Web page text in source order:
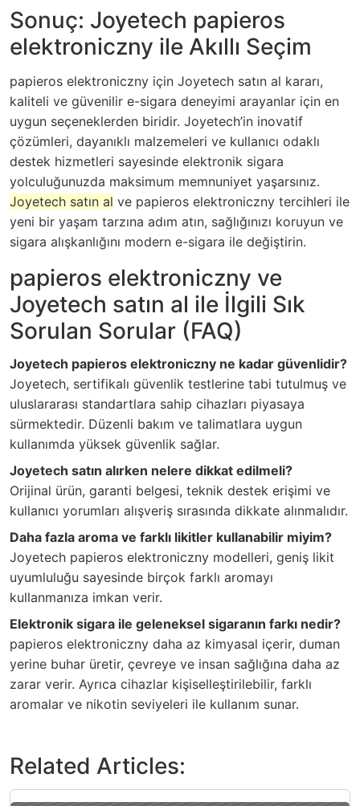
Sonuç: Joyetech papieros
elektroniczny ile Akıllı Seçim
papieros elektroniczny için Joyetech satın al kararı,
kaliteli ve güvenilir e-sigara deneyimi arayanlar için en
uygun seçeneklerden biridir. Joyetech’in inovatif
çözümleri, dayanıklı malzemeleri ve kullanıcı odaklı
destek hizmetleri sayesinde elektronik sigara
yolculuğunuzda maksimum memnuniyet yaşarsınız.
Joyetech satın al ve papieros elektroniczny tercihleri ile
yeni bir yaşam tarzına adım atın, sağlığınızı koruyun ve
sigara alışkanlığını modern e-sigara ile değiştirin.
papieros elektroniczny ve
Joyetech satın al ile İlgili Sık
Sorulan Sorular (FAQ)
Joyetech papieros elektroniczny ne kadar güvenlidir?
Joyetech, sertifikalı güvenlik testlerine tabi tutulmuş ve
uluslararası standartlara sahip cihazları piyasaya
sürmektedir. Düzenli bakım ve talimatlara uygun
kullanımda yüksek güvenlik sağlar.
Joyetech satın alırken nelere dikkat edilmeli?
Orijinal ürün, garanti belgesi, teknik destek erişimi ve
kullanıcı yorumları alışveriş sırasında dikkate alınmalıdır.
Daha fazla aroma ve farklı likitler kullanabilir miyim?
Joyetech papieros elektroniczny modelleri, geniş likit
uyumluluğu sayesinde birçok farklı aromayı
kullanmanıza imkan verir.
Elektronik sigara ile geleneksel sigaranın farkı nedir?
papieros elektroniczny daha az kimyasal içerir, duman
yerine buhar üretir, çevreye ve insan sağlığına daha az
zarar verir. Ayrıca cihazlar kişiselleştirilebilir, farklı
aromalar ve nikotin seviyeleri ile kullanım sunar.
Related Articles: